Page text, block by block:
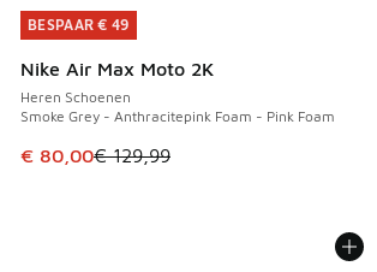
BESPAAR € 49
Nike Air Max Moto 2K
Heren Schoenen
Smoke Grey - Anthracitepink Foam - Pink Foam
Dit artikel is in de uitverkoop. Dit
€ 80,00€ 129,99
BESPAAR € 49